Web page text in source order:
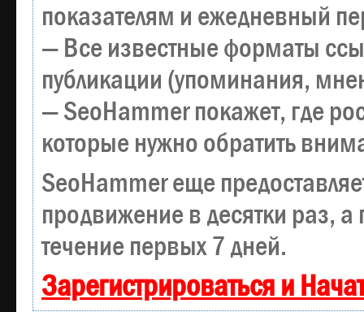
показателям и ежедневный
— Все известные форматы
публикации (упоминания,
— SeoHammer покажет, где
которые нужно обратить
SeoHammer еще
продвижение в десятки раз, а
течение первых 7 дней.
Зарегистрироваться и